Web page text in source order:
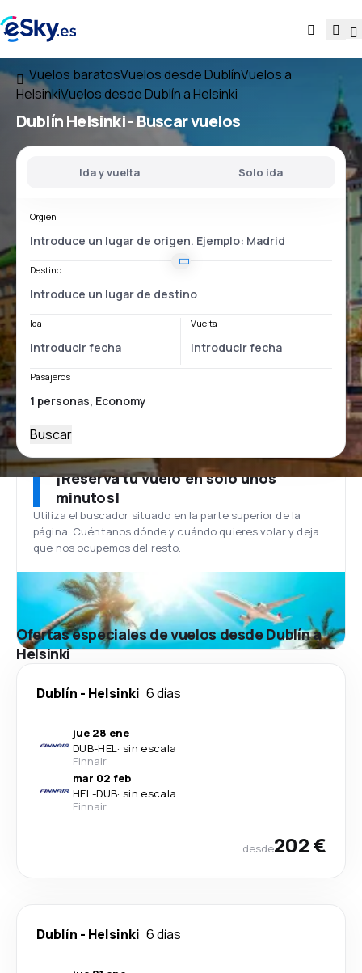
Vuelos baratosVuelos desde DublínVuelos a
HelsinkiVuelos desde Dublín a Helsinki
Dublín Helsinki- Buscar vuelos
Ida y vuelta Solo ida
Orgien
Destino
Ida Vuelta
Pasajeros
Buscar
¡Reserva tu vuelo en solo unos
minutos!
Utiliza el buscador situado en la parte superior de la
página. Cuéntanos dónde y cuándo quieres volar y deja
que nos ocupemos del resto.
Ofertas especiales de vuelos desde Dublín a
Helsinki
Dublín - Helsinki 6 días
jue 28 ene
DUB-HEL· sin escala
Finnair
mar 02 feb
HEL-DUB· sin escala
Finnair
desde202 €
Dublín - Helsinki 6 días